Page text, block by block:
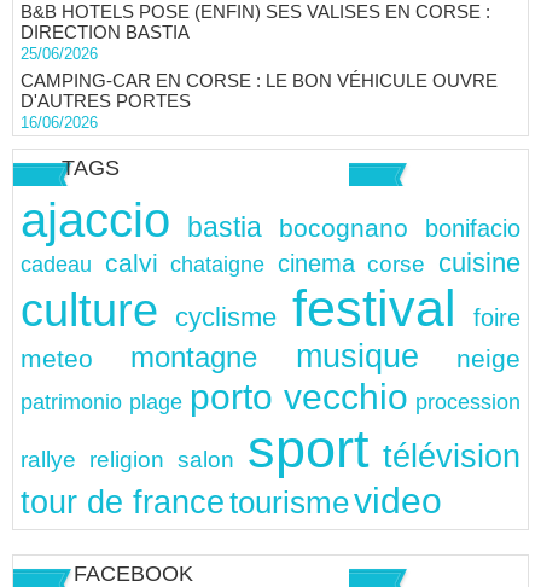
B&B HOTELS POSE (ENFIN) SES VALISES EN CORSE :
DIRECTION BASTIA
25/06/2026
CAMPING-CAR EN CORSE : LE BON VÉHICULE OUVRE
D'AUTRES PORTES
16/06/2026
TAGS
ajaccio bastia bocognano bonifacio
cadeau calvi chataigne cinema corse cuisine
culture cyclisme festival foire
meteo montagne musique neige
patrimonio plage porto vecchio procession
rallye religion salon sport télévision
tour de francetourismevideo
FACEBOOK